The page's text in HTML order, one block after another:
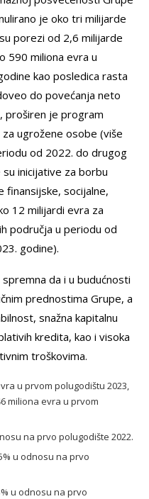
je oko tri milijarde
porezi od 2,6 milijarde
590 miliona evra u
kao posledica rasta
do povećanja neto
proširen je program
ugrožene osobe (više
od 2022. do drugog
inicijative za borbu
socijalne,
12 milijardi evra za
područja u periodu od
godine).
da i u budućnosti
prednostima Grupe, a
snažna kapitalnu
kredita, kao i visoka
troškovima.
u prvom polugodištu 2023,
miliona evra u prvom
na prvo polugodište 2022.
u odnosu na prvo
u odnosu na prvo